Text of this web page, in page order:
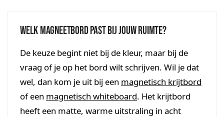
Welk magneetbord past bij jouw ruimte?
De keuze begint niet bij de kleur, maar bij de
vraag of je op het bord wilt schrijven. Wil je dat
wel, dan kom je uit bij een magnetisch krijtbord
of een magnetisch whiteboard. Het krijtbord
heeft een matte, warme uitstraling in acht